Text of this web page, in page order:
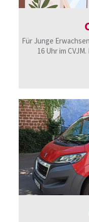
Für Junge
16 Uhr im